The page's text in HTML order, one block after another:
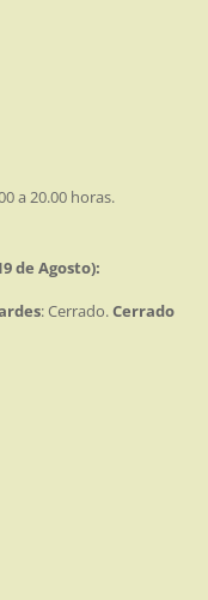
a 20.00 horas.
de Agosto):
: Cerrado.Cerrado